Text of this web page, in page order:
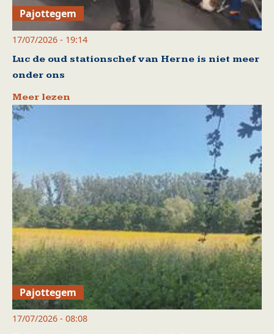
Pajottegem
17/07/2026 - 19:14
Luc de oud stationschef van Herne is niet meer
onder ons
Meer lezen
Pajottegem
17/07/2026 - 08:08